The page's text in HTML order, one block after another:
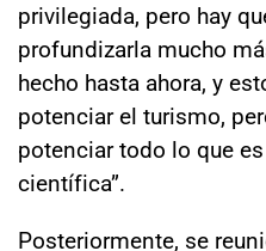
privilegiada, pero hay
profundizarla mucho
hecho hasta ahora, y
potenciar el turismo,
potenciar todo lo que
científica”.
Posteriormente, se